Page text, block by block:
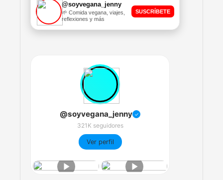
@soyvegana_jenny
🌱 Comida vegana, viajes,
reflexiones y más
SUSCRÍBETE
@soyvegana_jenny ✓
321K seguidores
Ver perfil